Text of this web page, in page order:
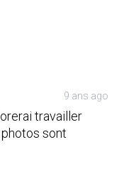
9 ans ago
travailler
sont